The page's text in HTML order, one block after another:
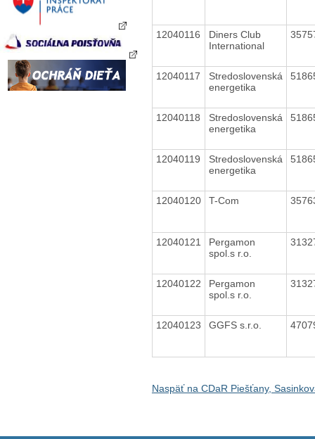
12040116
Diners Club
International
12040117
Stredoslovenská
energetika
12040118
Stredoslovenská
energetika
12040119
Stredoslovenská
energetika
12040120 T-Com
12040121
Pergamon
spol.s r.o.
12040122
Pergamon
spol.s r.o.
12040123 GGFS s.r.o.
Naspäť na CDaR Piešťany,